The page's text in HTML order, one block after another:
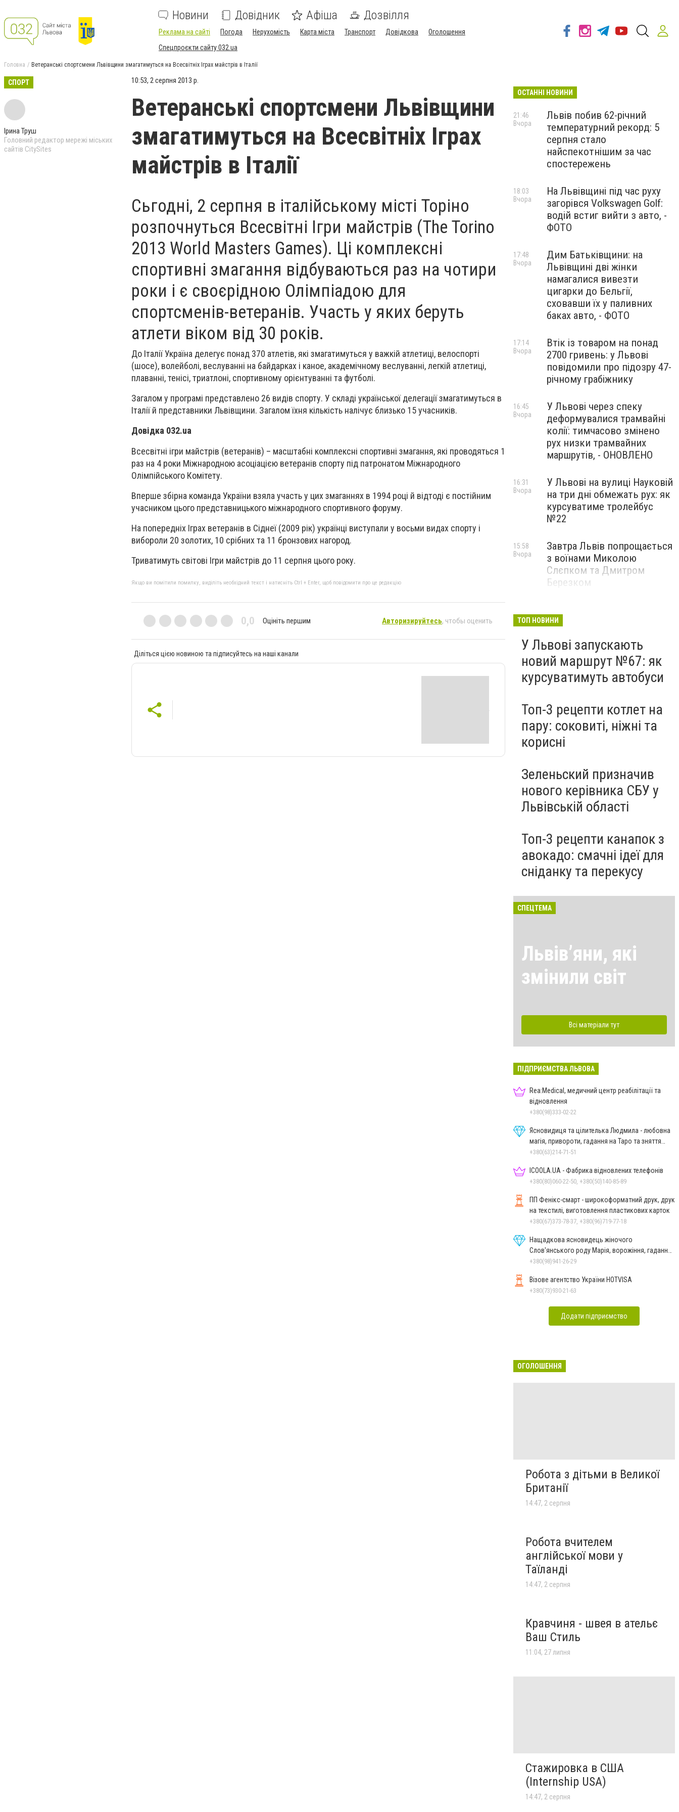
Новини Довідник Афіша Дозвілля
Реклама на сайті Погода Нерухомість Карта міста Транспорт Довідкова
Оголошення
Спецпроєкти сайту 032.ua
Головна Ветеранські спортсмени Львівщини змагатимуться на Всесвітніх Іграх майстрів в Італії
СПОРТ
Ірина Труш
Головний редактор мережі міських
сайтів CitySites
10:53, 2 серпня 2013 р.
Ветеранські спортсмени Львівщини
змагатимуться на Всесвітніх Іграх
майстрів в Італії
Сьгодні, 2 серпня в італійському місті Торіно
розпочнуться Всесвітні Ігри майстрів (The Torino
2013 World Masters Games). Ці комплексні
спортивні змагання відбуваються раз на чотири
роки і є своєрідною Олімпіадою для
спортсменів-ветеранів. Участь у яких беруть
атлети віком від 30 років.
До Італії Україна делегує понад 370 атлетів, які змагатимуться у важкій атлетиці, велоспорті
(шосе), волейболі, веслуванні на байдарках і каное, академічному веслуванні, легкій атлетиці,
плаванні, тенісі, триатлоні, спортивному орієнтуванні та футболі.
Загалом у програмі представлено 26 видів спорту. У складі української делегації змагатимуться в
Італії й представники Львівщини. Загалом їхня кількість налічує близько 15 учасників.
Довідка 032.ua
Всесвітні ігри майстрів (ветеранів) – масштабні комплексні спортивні змагання, які проводяться 1
раз на 4 роки Міжнародною асоціацією ветеранів спорту під патронатом Міжнародного
Олімпійського Комітету.
Вперше збірна команда України взяла участь у цих змаганнях в 1994 році й відтоді є постійним
учасником цього представницького міжнародного спортивного форуму.
На попередніх Іграх ветеранів в Сіднеї (2009 рік) українці виступали у восьми видах спорту і
вибороли 20 золотих, 10 срібних та 11 бронзових нагород.
Триватимуть світові Ігри майстрів до 11 серпня цього року.
Якщо ви помітили помилку, виділіть необхідний текст і натисніть Ctrl + Enter, щоб повідомити про це редакцію
0,0 Оцініть першим Авторизируйтесь, чтобы оценить
Діліться цією новиною та підписуйтесь на наші канали
ОСТАННІ НОВИНИ
Львів побив 62-річний
температурний рекорд: 5
серпня стало
найспекотнішим за час
спостережень
21:46
Вчора
На Львівщині під час руху
загорівся Volkswagen Golf:
водій встиг вийти з авто, -
ФОТО
18:03
Вчора
Дим Батьківщини: на
Львівщині дві жінки
намагалися вивезти
цигарки до Бельгії,
сховавши їх у паливних
баках авто, - ФОТО
17:48
Вчора
Втік із товаром на понад
2700 гривень: у Львові
повідомили про підозру 47-
річному грабіжнику
17:14
Вчора
У Львові через спеку
деформувалися трамвайні
колії: тимчасово змінено
рух низки трамвайних
маршрутів, - ОНОВЛЕНО
16:45
Вчора
У Львові на вулиці Науковій
на три дні обмежать рух: як
курсуватиме тролейбус
№22
16:31
Вчора
Завтра Львів попрощається
з воїнами Миколою
Слєпком та Дмитром
Березком
15:58
Вчора
біля центру для ВПО у
сучасне наземне укриття
Вчора
ТОП НОВИНИ
У Львові запускають
новий маршрут №67: як
курсуватимуть автобуси
Топ-3 рецепти котлет на
пару: соковиті, ніжні та
корисні
Зеленьский призначив
нового керівника СБУ у
Львівській області
Топ-3 рецепти канапок з
авокадо: смачні ідеї для
сніданку та перекусу
СПЕЦТЕМА
Львівʼяни, які
змінили світ
Всі матеріали тут
ПІДПРИЄМСТВА ЛЬВОВА
Rea:Medical, медичний центр реабілітації та
відновлення
+380(98)333-02-22
Ясновидиця та цілителька Людмила - любовна
магія, привороти, гадання на Таро та зняття
порчі
+380(63)214-71-51
ICOOLA.UA - Фабрика відновлених телефонів
+380(80)060-22-50, +380(50)140-85-89
ПП Фенікс-смарт - широкоформатний друк, друк
на текстилі, виготовлення пластикових карток
+380(67)373-78-37, +380(96)719-77-18
Нащадкова ясновидець жіночого
Слов'янського роду Марія, ворожіння, гадання
онлайн, ворожіння Таро
+380(98)941-26-29
Візове агентство України HOTVISA
+380(73)930-21-63
Додати підприємство
ОГОЛОШЕННЯ
Робота з дітьми в Великої
Британії
14:47, 2 серпня
Робота вчителем
англійської мови у
Таїланді
14:47, 2 серпня
Кравчиня - швея в ательє
Ваш Стиль
11:04, 27 липня
Стажировка в США
(Internship USA)
14:47, 2 серпня